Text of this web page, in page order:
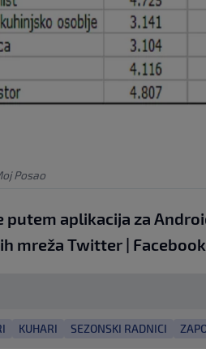
Posao
putem aplikacija za
mreža Twitter | Facebook
KUHARI SEZONSKI RADNICI